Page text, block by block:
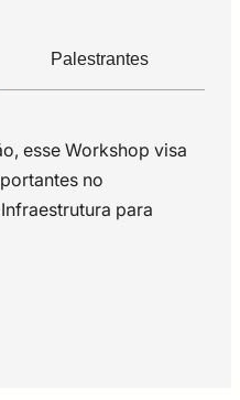
Palestrantes
esse Workshop visa
no
para